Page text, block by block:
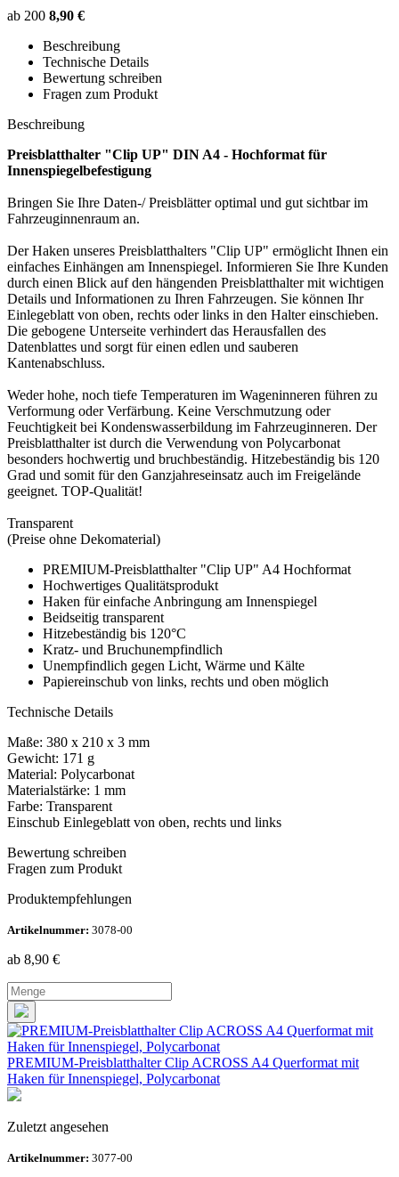
ab 200 8,90 €
Beschreibung
Technische Details
Bewertung schreiben
Fragen zum Produkt
Beschreibung
Preisblatthalter "Clip UP" DIN A4 - Hochformat für
Innenspiegelbefestigung
Bringen Sie Ihre Daten-/ Preisblätter optimal und gut sichtbar im
Fahrzeuginnenraum an.
Der Haken unseres Preisblatthalters "Clip UP" ermöglicht Ihnen ein
einfaches Einhängen am Innenspiegel. Informieren Sie Ihre Kunden
durch einen Blick auf den hängenden Preisblatthalter mit wichtigen
Details und Informationen zu Ihren Fahrzeugen. Sie können Ihr
Einlegeblatt von oben, rechts oder links in den Halter einschieben.
Die gebogene Unterseite verhindert das Herausfallen des
Datenblattes und sorgt für einen edlen und sauberen
Kantenabschluss.
Weder hohe, noch tiefe Temperaturen im Wageninneren führen zu
Verformung oder Verfärbung. Keine Verschmutzung oder
Feuchtigkeit bei Kondenswasserbildung im Fahrzeuginneren. Der
Preisblatthalter ist durch die Verwendung von Polycarbonat
besonders hochwertig und bruchbeständig. Hitzebeständig bis 120
Grad und somit für den Ganzjahreseinsatz auch im Freigelände
geeignet. TOP-Qualität!
Transparent
(Preise ohne Dekomaterial)
PREMIUM-Preisblatthalter "Clip UP" A4 Hochformat
Hochwertiges Qualitätsprodukt
Haken für einfache Anbringung am Innenspiegel
Beidseitig transparent
Hitzebeständig bis 120°C
Kratz- und Bruchunempfindlich
Unempfindlich gegen Licht, Wärme und Kälte
Papiereinschub von links, rechts und oben möglich
Technische Details
Maße: 380 x 210 x 3 mm
Gewicht: 171 g
Material: Polycarbonat
Materialstärke: 1 mm
Farbe: Transparent
Einschub Einlegeblatt von oben, rechts und links
Bewertung schreiben
Fragen zum Produkt
Produktempfehlungen
Artikelnummer: 3078-00
ab 8,90 €
PREMIUM-Preisblatthalter Clip ACROSS A4 Querformat mit
Haken für Innenspiegel, Polycarbonat
Zuletzt angesehen
Artikelnummer: 3077-00